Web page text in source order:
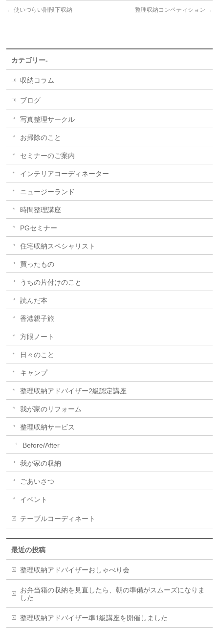
← 使いづらい階段下収納 整理収納コンペティション →
カテゴリー-
収納コラム
ブログ
写真整理サークル
お掃除のこと
セミナーのご案内
インテリアコーディネーター
ニュージーランド
時間整理講座
PGセミナー
住宅収納スペシャリスト
買ったもの
うちの片付けのこと
読んだ本
香港親子旅
方眼ノート
日々のこと
キャンプ
整理収納アドバイザー2級認定講座
我が家のリフォーム
整理収納サービス
Before/After
我が家の収納
ごあいさつ
イベント
テーブルコーディネート
最近の投稿
整理収納アドバイザーおしゃべり会
お弁当箱の収納を見直したら、朝の準備がスムーズになりま
した
整理収納アドバイザー準1級講座を開催しました